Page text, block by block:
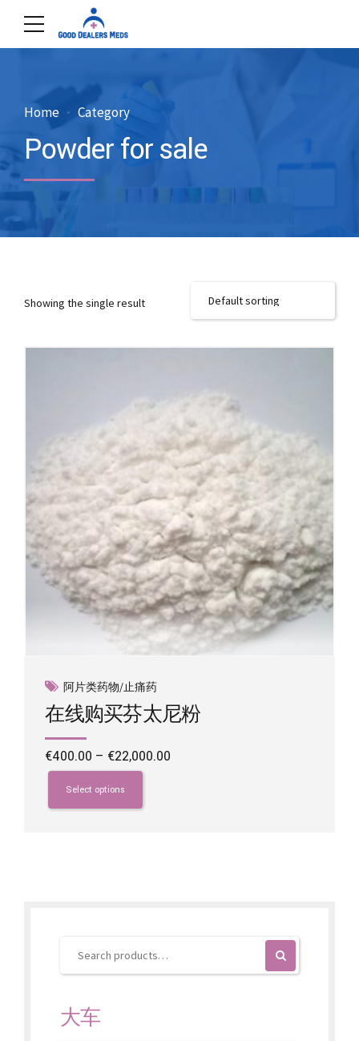
Home Category
Powder for sale
Showing the single result
阿片类药物/止痛药
在线购买芬太尼粉
€400.00 – €22,000.00
Select options
This
product
has
product
大车